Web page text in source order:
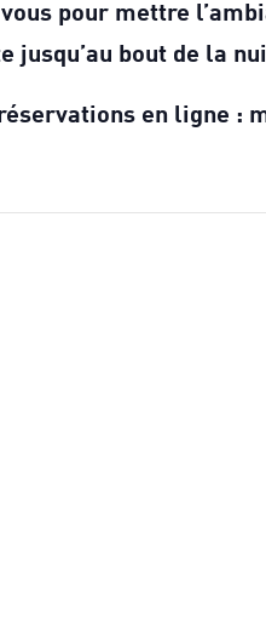
pour mettre
jusqu’au bout de la
en ligne :